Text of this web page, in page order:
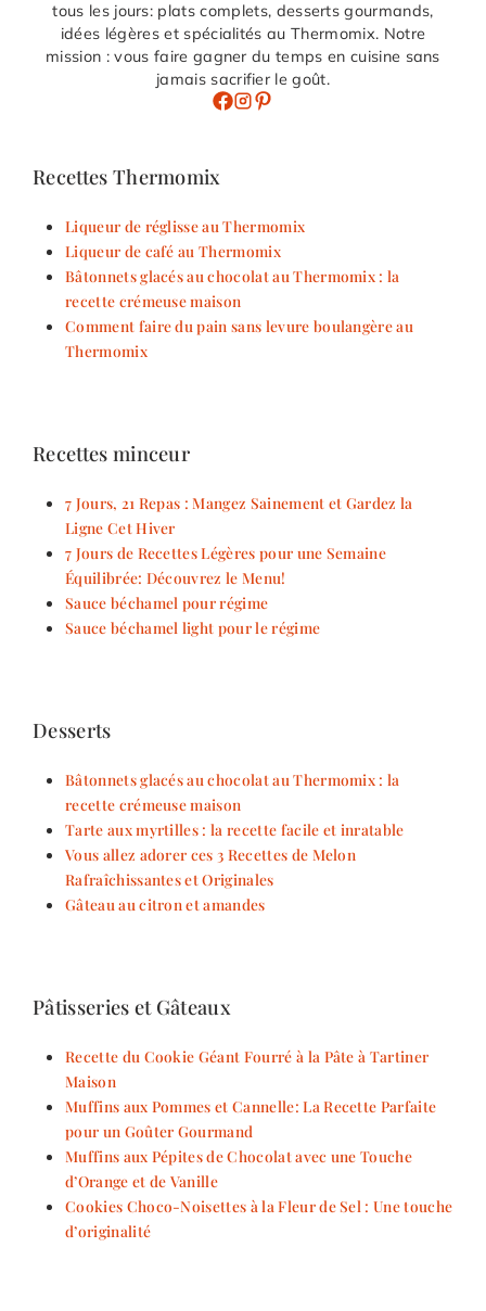
tous les jours: plats complets, desserts gourmands,
idées légères et spécialités au Thermomix. Notre
mission : vous faire gagner du temps en cuisine sans
jamais sacrifier le goût.
Recettes Thermomix
Liqueur de réglisse au Thermomix
Liqueur de café au Thermomix
Bâtonnets glacés au chocolat au Thermomix : la
recette crémeuse maison
Comment faire du pain sans levure boulangère au
Thermomix
Recettes minceur
7 Jours, 21 Repas : Mangez Sainement et Gardez la
Ligne Cet Hiver
7 Jours de Recettes Légères pour une Semaine
Équilibrée: Découvrez le Menu!
Sauce béchamel pour régime
Sauce béchamel light pour le régime
Desserts
Bâtonnets glacés au chocolat au Thermomix : la
recette crémeuse maison
Tarte aux myrtilles : la recette facile et inratable
Vous allez adorer ces 3 Recettes de Melon
Rafraîchissantes et Originales
Gâteau au citron et amandes
Pâtisseries et Gâteaux
Recette du Cookie Géant Fourré à la Pâte à Tartiner
Maison
Muffins aux Pommes et Cannelle: La Recette Parfaite
pour un Goûter Gourmand
Muffins aux Pépites de Chocolat avec une Touche
d’Orange et de Vanille
Cookies Choco-Noisettes à la Fleur de Sel : Une touche
d’originalité